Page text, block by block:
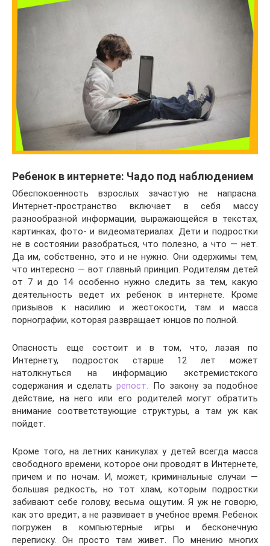
Ребенок в интернете: Чадо под наблюдением
Обеспокоенность взрослых зачастую не напрасна.
Интернет-пространство включает в себя массу
разнообразной информации, выражающейся в текстах,
картинках, фото- и видеоматериалах. Дети и подростки
не в состоянии разобраться, что полезно, а что — нет.
Да им, собственно, это и не нужно. Они одержимы тем,
что интересно — вот главный принцип. Родителям детей
от 7 и до 14 особенно нужно следить за тем, какую
деятельность ведет их ребенок в интернете. Кроме
призывов к насилию и жестокости, там и масса
порнографии, которая развращает юнцов по полной.
Опасность еще состоит и в том, что, лазая по
Интернету, подросток старше 12 лет может
натолкнуться на информацию экстремистского
содержания и сделатьрепост.
По закону за подобное
действие, на него или его родителей могут обратить
внимание соответствующие структуры, а там уж как
пойдет.
Кроме того, на летних каникулах у детей всегда масса
свободного времени, которое они проводят в Интернете,
причем и по ночам. И, может, криминальные случаи —
большая редкость, но тот хлам, которым подростки
забивают себе голову, весьма ощутим. Я уж не говорю,
как это вредит, а не развивает в учебное время. Ребенок
погружен в компьютерные игры и бесконечную
переписку. Он просто там живет. По мнению многих